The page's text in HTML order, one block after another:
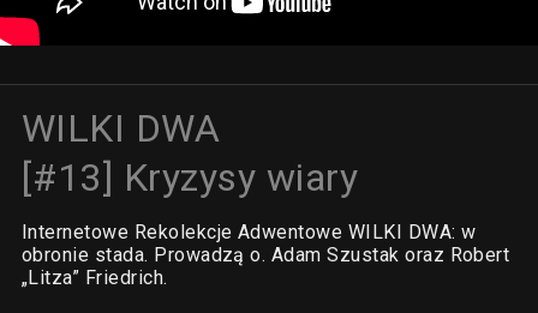
WILKI DWA
[#13] Kryzysy wiary
Internetowe Rekolekcje Adwentowe WILKI DWA: w
obronie stada. Prowadzą o. Adam Szustak oraz Robert
„Litza” Friedrich.